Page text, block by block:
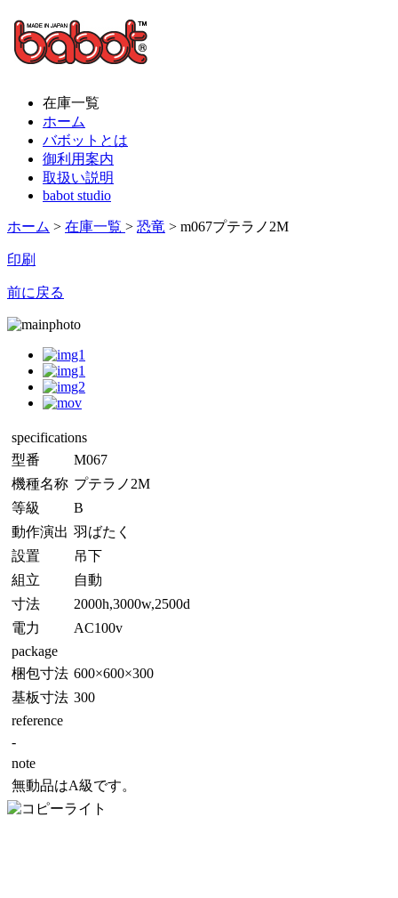
在庫一覧
ホーム
バボットとは
御利用案内
取扱い説明
babot studio
ホーム > 在庫一覧 > 恐竜 > m067プテラノ2M
印刷
前に戻る
specifications
型番
M067
機種名称 プテラノ2M
等級
B
動作演出 羽ばたく
設置
吊下
組立
自動
寸法
2000h,3000w,2500d
電力
AC100v
package
梱包寸法 600×600×300
基板寸法 300
reference
-
note
無動品はA級です。